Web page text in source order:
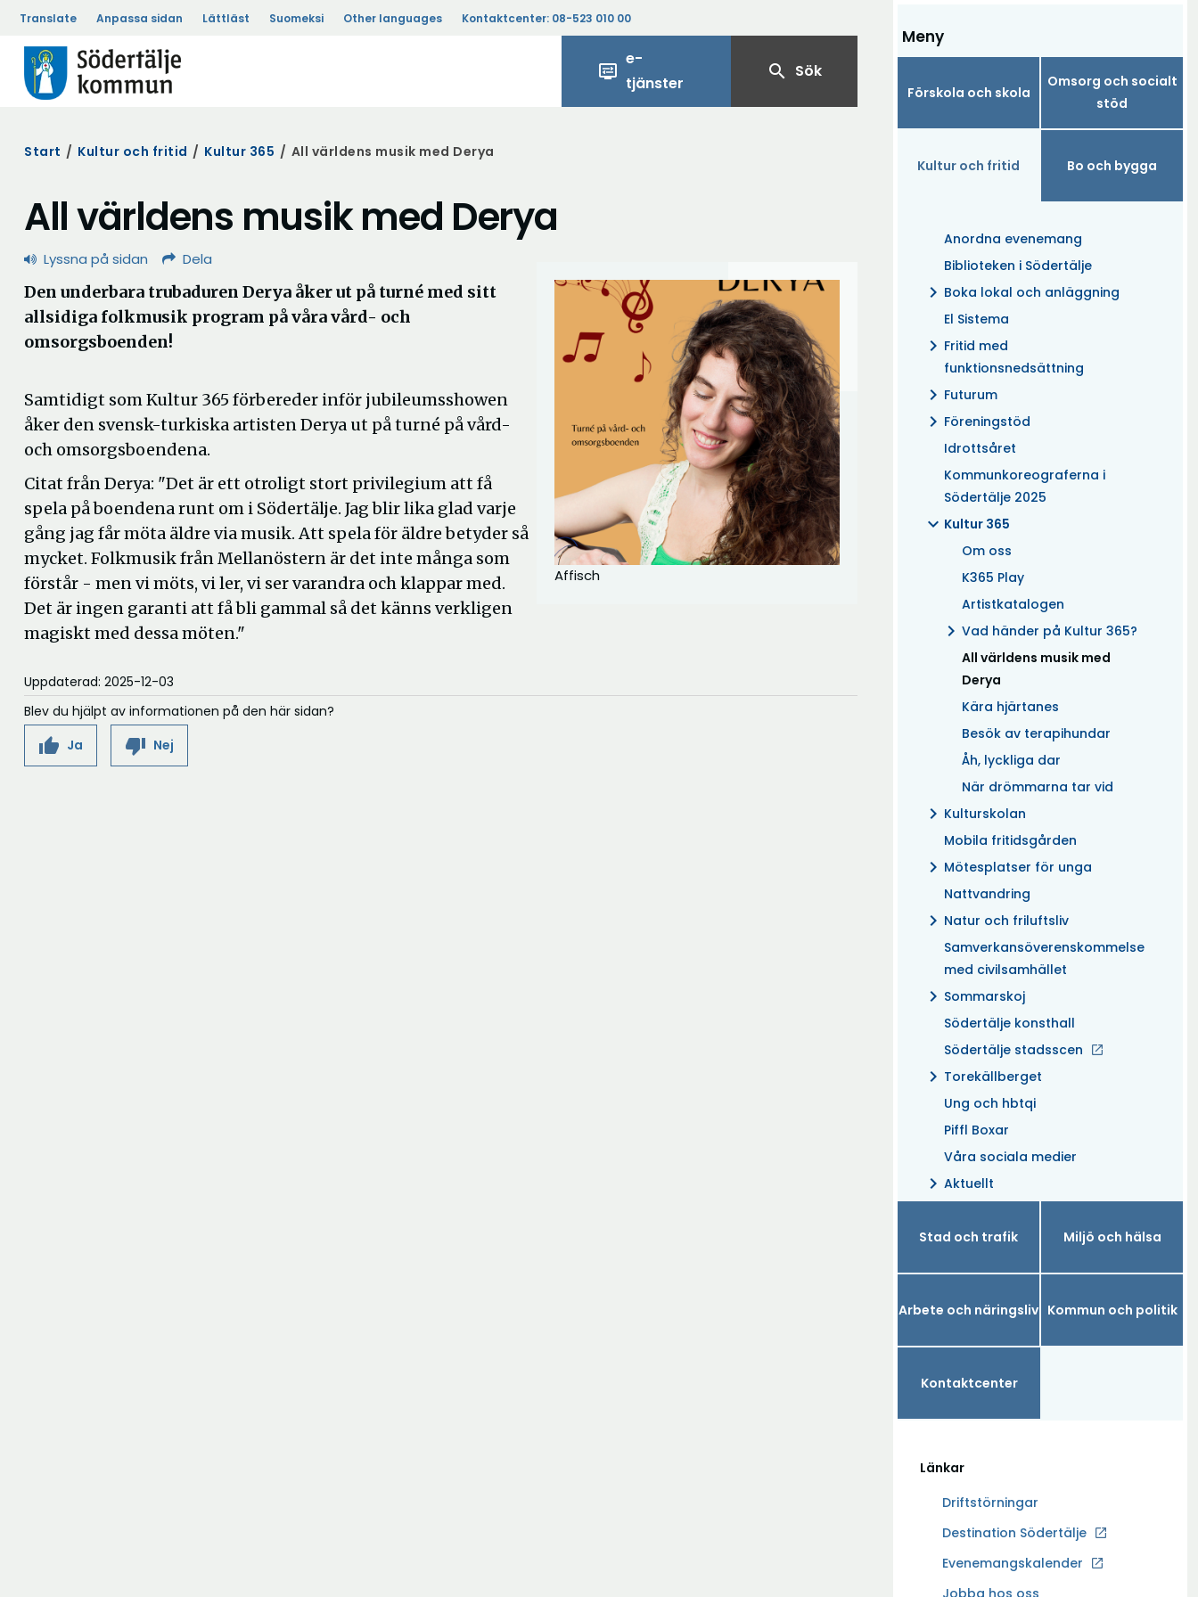
Translate Anpassa sidan Lättläst Suomeksi Other languages Kontaktcenter: 08-523 010 00
display_settings
e-
tjänster
search Sök
Meny
Förskola och skola
Omsorg och socialt
stöd
Kultur och fritid Bo och bygga
Anordna evenemang
Biblioteken i Södertälje
chevron_right Boka lokal och anläggning
El Sistema
chevron_right Fritid med
funktionsnedsättning
chevron_right Futurum
chevron_right Föreningstöd
Idrottsåret
Kommunkoreograferna i
Södertälje 2025
expand_more Kultur 365
Om oss
K365 Play
Artistkatalogen
chevron_right Vad händer på Kultur 365?
All världens musik med
Derya
(Aktuell)
Kära hjärtanes
Besök av terapihundar
Åh, lyckliga dar
När drömmarna tar vid
chevron_right Kulturskolan
Mobila fritidsgården
chevron_right Mötesplatser för unga
Nattvandring
chevron_right Natur och friluftsliv
Samverkansöverenskommelse
med civilsamhället
chevron_right Sommarskoj
Södertälje konsthall
Södertälje stadsscen
chevron_right Torekällberget
Ung och hbtqi
Piffl Boxar
Våra sociala medier
chevron_right Aktuellt
Stad och trafik Miljö och hälsa
Arbete och näringsliv Kommun och politik
Kontaktcenter
Länkar
Driftstörningar
Destination Södertälje
Ö
p
Evenemangskalender
Jobba hos oss
Ö
Start / Kultur och fritid / Kultur 365 / All världens musik med Derya
All världens musik med Derya
Lyssna på sidan Dela
Affisch
Den underbara trubaduren Derya åker ut på turné med sitt
allsidiga folkmusik program på våra vård- och
omsorgsboenden!
Samtidigt som Kultur 365 förbereder inför jubileumsshowen
åker den svensk-turkiska artisten Derya ut på turné på vård-
och omsorgsboendena.
Citat från Derya: "Det är ett otroligt stort privilegium att få
spela på boendena runt om i Södertälje. Jag blir lika glad varje
gång jag får möta äldre via musik. Att spela för äldre betyder så
mycket. Folkmusik från Mellanöstern är det inte många som
förstår - men vi möts, vi ler, vi ser varandra och klappar med.
Det är ingen garanti att få bli gammal så det känns verkligen
magiskt med dessa möten."
Uppdaterad: 2025-12-03
Blev du hjälpt av informationen på den här sidan?
thumb_up Ja thumb_down Nej